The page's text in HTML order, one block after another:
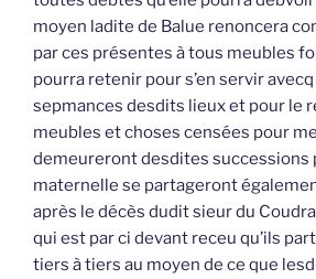
moyen ladite de Balue renoncera
par ces présentes à tous meubles
pourra retenir pour s’en servir
sepmances desdits lieux et pour le
meubles et choses censées pour
demeureront desdites successions
maternelle se partageront
après le décès dudit sieur du
qui est par ci devant receu qu’ils
tiers à tiers au moyen de ce que